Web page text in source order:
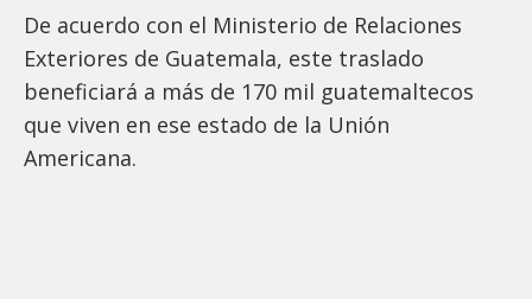
De acuerdo con el Ministerio de Relaciones
Exteriores de Guatemala, este traslado
beneficiará a más de 170 mil guatemaltecos
que viven en ese estado de la Unión
Americana.